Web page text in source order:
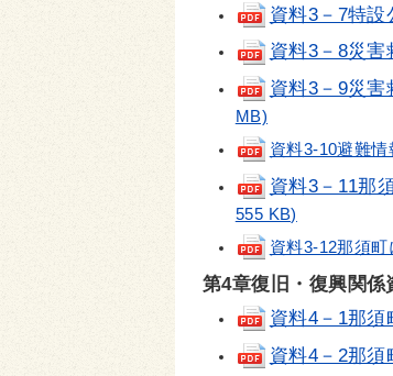
資料3－7特
資料3－8災害
資料3－9災
MB)
資料3-10避難
資料3－11那
555 KB)
資料3-12那須
第4章復旧・復興関係
資料4－1那須
資料4－2那須